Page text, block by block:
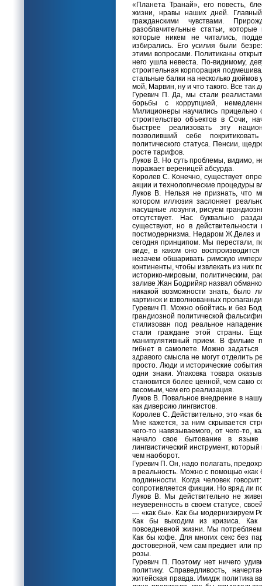
«Планета Транай», его повесть,
жизни, нравы наших дней.
гражданскими чувствами.
разоблачительные статьи,
которые никем не читались,
избирались. Его усилия были
этими вопросами. Политиканы
него ушла невеста. По-видимому,
строительная корпорация
стальные балки на несколько дюймов
мой, Марвин, ну и что такого. Все так
Гуревич П. Да, мы стали
борьбы с коррупцией,
Милиционеры научились
строительство объектов в Сочи,
быстрее реализовать эту
позволивший себе
политического статуса. Пенсии,
росте тарифов.
Луков В. Но суть проблемы, видимо,
поражает вереницей абсурда.
Королев С. Конечно, существует
акции и технологические процедуры
Луков В. Нельзя не признать, что
котором иллюзия заслоняет
насущные лозунги, рисуем
отсутствует. Нас буквально
существуют, но в
постмодернизма. Недаром Ж.Делез и
сегодня принципом. Мы перестали,
виде, в каком оно
незачем обшаривать римскую
континенты, чтобы извлекать из них
историко-мировым, политическим,
заливе Жан Бодрийяр назвал
никакой возможности знать, было
картинок и взволнованных
Гуревич П. Можно обойтись и без
грандиозной политической
стилизован под реальное
стали граждане этой страны.
манипулятивный прием. В фильме
гибнет в самолете. Можно
здравого смысла не могут отделить
просто. Люди и исторические
одни знаки. Упаковка товара
становится более ценной, чем само
весомым, чем его реализация.
Луков В. Повальное внедрение в
как диверсию лингвистов.
Королев С. Действительно, это «как
Мне кажется, за ним скрывается
чего-то навязываемого, от чего-то,
начало свое бытование в языке
лингвистический инструмент,
чем наоборот.
Гуревич П. Он, надо полагать,
в реальность. Можно с помощью «как
подлинности. Когда человек
сопротивляется фикции. Но вряд ли
Луков В. Мы действительно не
неуверенность в своем статусе,
— «как бы». Как бы модернизируем
Как бы выходим из кризиса.
повседневной жизни. Мы
Как бы кофе. Для многих секс без
достоверной, чем сам предмет или
розы.
Гуревич П. Поэтому нет ничего
политику. Справедливость,
житейская правда. Имидж политика